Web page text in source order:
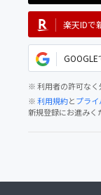
楽天IDで
※ 利用者の許可なく
※利用規約とプラ
新規登録にお進みく